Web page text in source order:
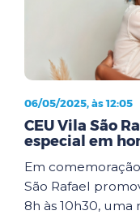
06/05/2025, às 12:05
CEU Vila São
especial em
Em comemoração
São Rafael
8h às 10h30,